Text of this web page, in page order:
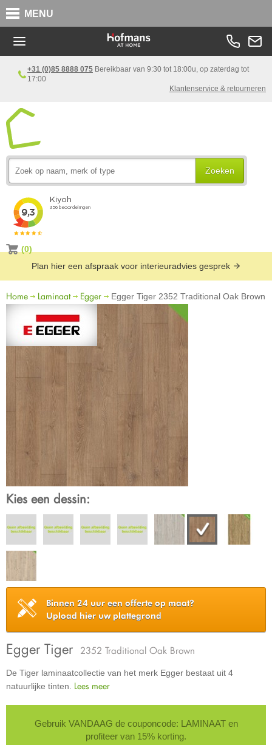
MENU
+31 (0)85 8888 075 Bereikbaar van 9:30 tot 18:00u, op zaterdag tot
17:00
Klantenservice & retourneren
Zoeken
(0)
Plan hier een afspraak voor interieuradvies gesprek
Home Laminaat Egger Egger Tiger 2352 Traditional Oak Brown
Kies een dessin:
Binnen 24 uur een offerte op maat?
Upload hier uw plattegrond
Egger Tiger 2352 Traditional Oak Brown
De Tiger laminaatcollectie van het merk Egger bestaat uit 4
natuurlijke tinten. Lees meer
Gebruik VANDAAG de couponcode: LAMINAAT en
profiteer van 15% korting.